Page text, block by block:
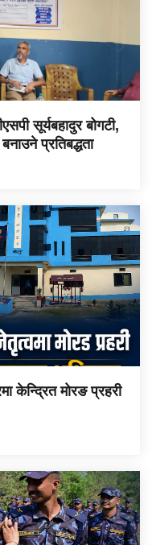
सूर्यबहादुर बोगटी,
प्रतिबद्धता
केन्द्रित मोरङ प्रहरी